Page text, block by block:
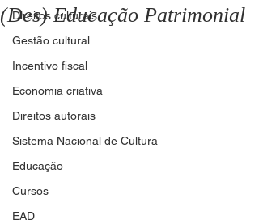
Direitos culturais
Gestão cultural
Incentivo fiscal
Economia criativa
Direitos autorais
Sistema Nacional de Cultura
Educação
Cursos
EAD
(Des) Educação Patrimonial